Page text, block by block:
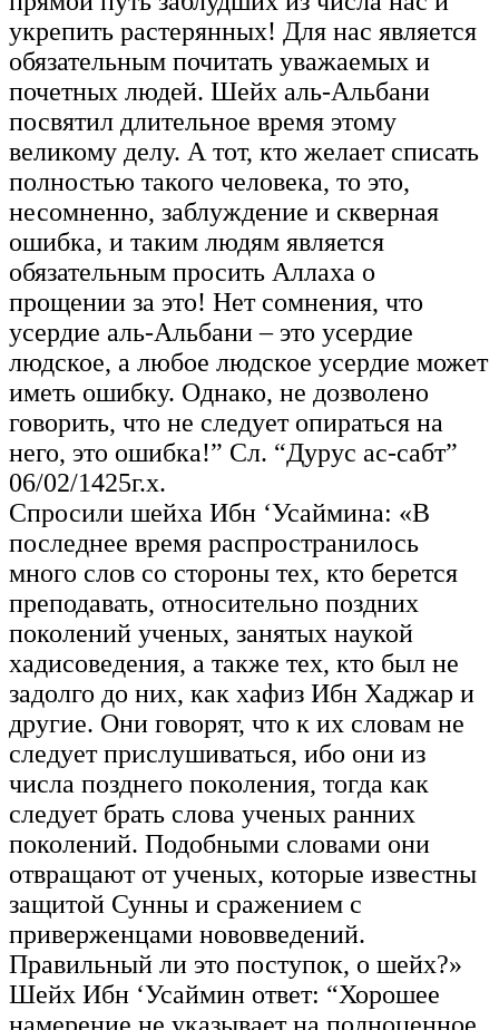
укрепить растерянных! Для нас является
обязательным почитать уважаемых и
почетных людей. Шейх аль-Альбани
посвятил длительное время этому
великому делу. А тот, кто желает списать
полностью такого человека, то это,
несомненно, заблуждение и скверная
ошибка, и таким людям является
обязательным просить Аллаха о
прощении за это! Нет сомнения, что
усердие аль-Альбани – это усердие
людское, а любое людское усердие может
иметь ошибку. Однако, не дозволено
говорить, что не следует опираться на
него, это ошибка!” Сл. “Дурус ас-сабт”
06/02/1425г.х.
Спросили шейха Ибн ‘Усаймина: «В
последнее время распространилось
много слов со стороны тех, кто берется
преподавать, относительно поздних
поколений ученых, занятых наукой
хадисоведения, а также тех, кто был не
задолго до них, как хафиз Ибн Хаджар и
другие. Они говорят, что к их словам не
следует прислушиваться, ибо они из
числа позднего поколения, тогда как
следует брать слова ученых ранних
поколений. Подобными словами они
отвращают от ученых, которые известны
защитой Сунны и сражением с
приверженцами нововведений.
Правильный ли это поступок, о шейх?»
Шейх Ибн ‘Усаймин ответ: “Хорошее